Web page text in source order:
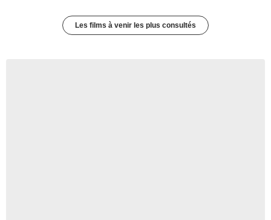
Les films à venir les plus consultés